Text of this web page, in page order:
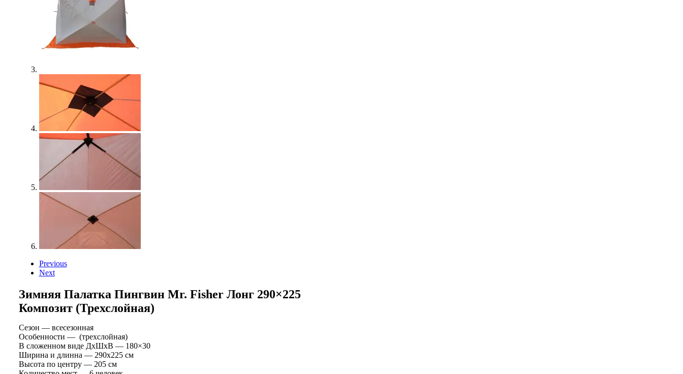
Previous
Next
Зимняя Палатка Пингвин Мr. Fisher Лонг 290×225
Композит (трехслойная)
Сезон — всесезонная
Особенности — (трехслойная)
В сложенном виде ДхШхВ — 180×30
Ширина и длинна — 290х225 см
Высота по центру — 205 см